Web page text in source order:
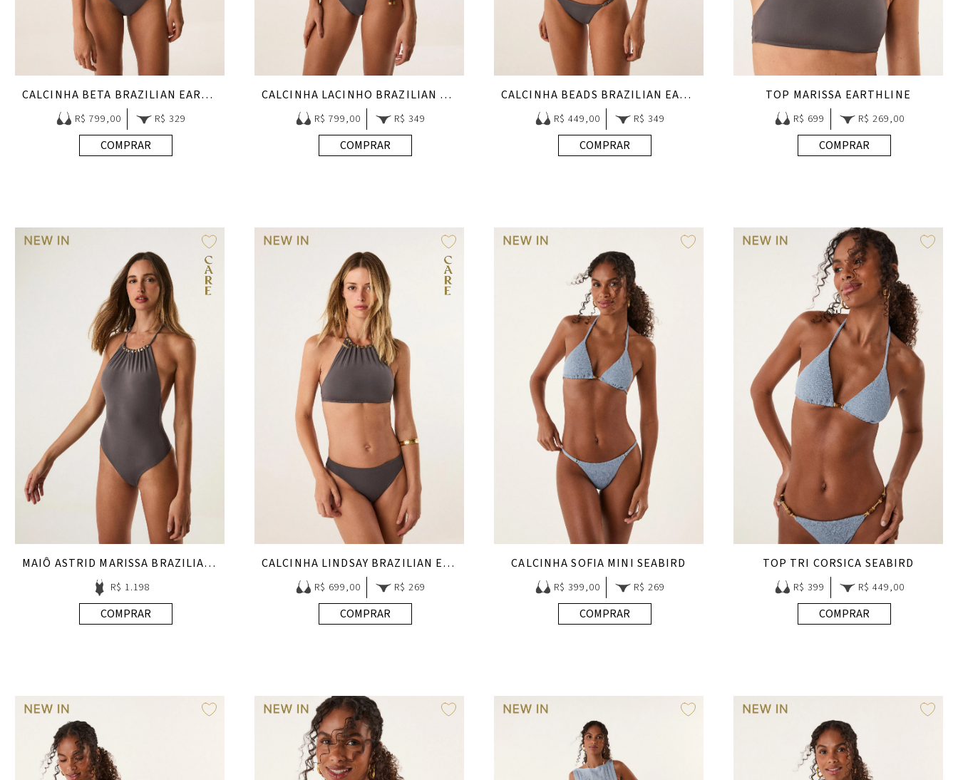
CALCINHA BETA BRAZILIAN EARTHLINE
R$ 799,00 R$ 329
COMPRAR
CALCINHA LACINHO BRAZILIAN EARTHLINE
R$ 799,00 R$ 349
COMPRAR
CALCINHA BEADS BRAZILIAN EARTHLINE
R$ 449,00 R$ 349
COMPRAR
TOP MARISSA EARTHLINE
R$ 699 R$ 269,00
COMPRAR
MAIÔ ASTRID MARISSA BRAZILIAN EARTHLINE
R$ 1.198
COMPRAR
CALCINHA LINDSAY BRAZILIAN EARTHLINE
R$ 699,00 R$ 269
COMPRAR
CALCINHA SOFIA MINI SEABIRD
R$ 399,00 R$ 269
COMPRAR
TOP TRI CORSICA SEABIRD
R$ 399 R$ 449,00
COMPRAR